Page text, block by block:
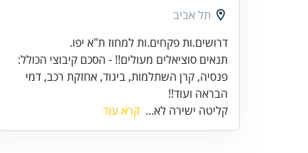
תל אביב
תנאים סוציאלים מעולים!! - הסכם קיבוצי הכולל:
פנסיה, קרן השתלמות, ביגוד, אחזקת רכב, דמי
הבראה ועוד!!
קליטה ישירה לא... קרא עוד